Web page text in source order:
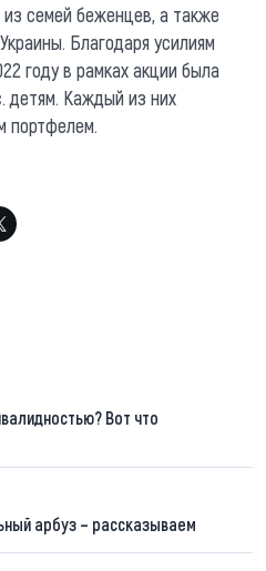
семей беженцев, а также
Благодаря усилиям
году в рамках акции была
детям. Каждый из них
портфелем.
Вот что
арбуз – рассказываем